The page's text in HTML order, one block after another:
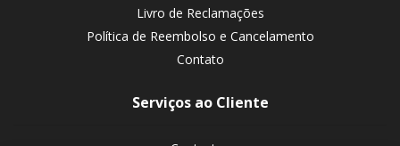
Livro de Reclamações
Política de Reembolso e Cancelamento
Contato
Serviços ao Cliente